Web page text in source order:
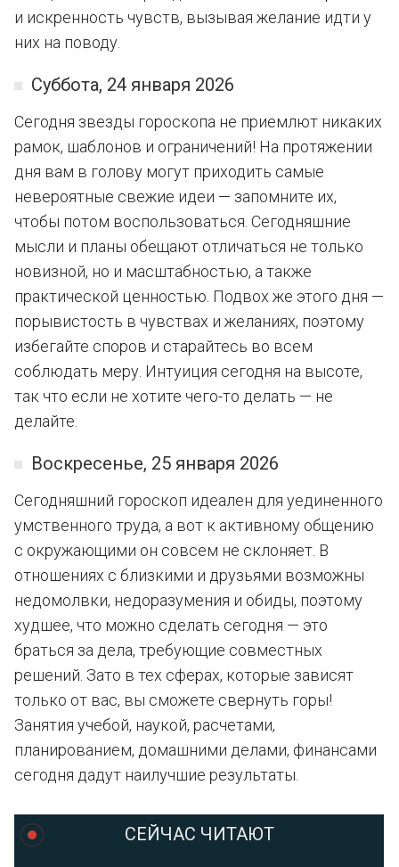
и искренность чувств, вызывая желание идти у
них на поводу.
Суббота, 24 января 2026
Сегодня звезды гороскопа не приемлют никаких
рамок, шаблонов и ограничений! На протяжении
дня вам в голову могут приходить самые
невероятные свежие идеи — запомните их,
чтобы потом воспользоваться. Сегодняшние
мысли и планы обещают отличаться не только
новизной, но и масштабностью, а также
практической ценностью. Подвох же этого дня —
порывистость в чувствах и желаниях, поэтому
избегайте споров и старайтесь во всем
соблюдать меру. Интуиция сегодня на высоте,
так что если не хотите чего-то делать — не
делайте.
Воскресенье, 25 января 2026
Сегодняшний гороскоп идеален для уединенного
умственного труда, а вот к активному общению
с окружающими он совсем не склоняет. В
отношениях с близкими и друзьями возможны
недомолвки, недоразумения и обиды, поэтому
худшее, что можно сделать сегодня — это
браться за дела, требующие совместных
решений. Зато в тех сферах, которые зависят
только от вас, вы сможете свернуть горы!
Занятия учебой, наукой, расчетами,
планированием, домашними делами, финансами
сегодня дадут наилучшие результаты.
СЕЙЧАС ЧИТАЮТ